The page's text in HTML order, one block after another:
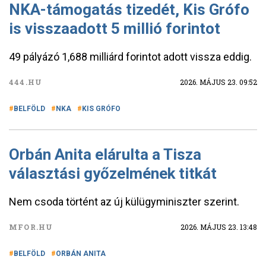
NKA-támogatás tizedét, Kis Grófo
is visszaadott 5 millió forintot
49 pályázó 1,688 milliárd forintot adott vissza eddig.
444.HU 2026. MÁJUS 23. 09:52
BELFÖLD NKA KIS GRÓFO
Orbán Anita elárulta a Tisza
választási győzelmének titkát
Nem csoda történt az új külügyminiszter szerint.
MFOR.HU 2026. MÁJUS 23. 13:48
BELFÖLD ORBÁN ANITA